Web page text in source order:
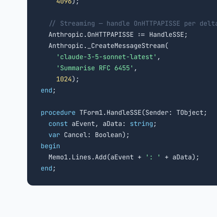
// Streaming — handle OnHTTPAPISSE per
  Anthropic.OnHTTPAPISSE := HandleSSE;
  Anthropic._CreateMessageStream(
'claude-3-5-sonnet-latest' ,
'Summarise RFC 6455' ,
1024
end ;
procedure TForm1.HandleSSE(Sender: TObject;
const aEvent, aData: string ;
var
begin
Memo1.Lines.Add(aEvent +
': '
end ;